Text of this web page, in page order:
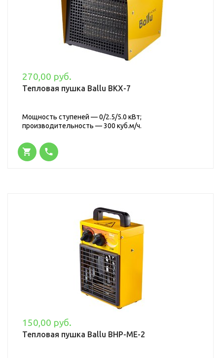
270,00 руб.
Тепловая пушка Ballu BKX-7
Мощность ступеней — 0/2.5/5.0 кВт;
производительность — 300 куб.м/ч.
150,00 руб.
Тепловая пушка Ballu BHP-ME-2